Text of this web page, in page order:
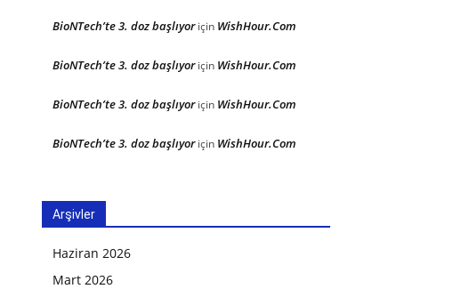
BioNTech’te 3. doz başlıyoriçin WishHour.Com
BioNTech’te 3. doz başlıyoriçin WishHour.Com
BioNTech’te 3. doz başlıyoriçin WishHour.Com
BioNTech’te 3. doz başlıyoriçin WishHour.Com
Arşivler
Haziran 2026
Mart 2026